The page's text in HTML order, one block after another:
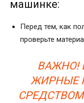
машинке:
Перед тем, как
проверьте
ВАЖНО!
ЖИРНЫЕ